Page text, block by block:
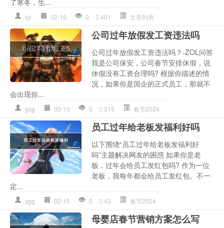
cjr 02-16 0 401 文章列表
公司过年放假发工资违法吗
公司过年放假发工资违法吗？-ZOL问答
我是公司保安，公司春节安排休假，说
休假没有工资合理吗? 根据你描述的情
况，如果你是国企的正式员工，那就不
会出现你...
gsg 02-15 0 315 春节2024
员工过年给老板发福利好吗
以下围绕“员工过年给老板发福利好
吗”主题解决网友的困惑 如果你是老
板，过年会给员工发红包吗? 作为一位
老板，我每年都会给员工发红包。不一
定...
ygg 02-15 0 43 春节2024
母婴店春节营销方案怎么写